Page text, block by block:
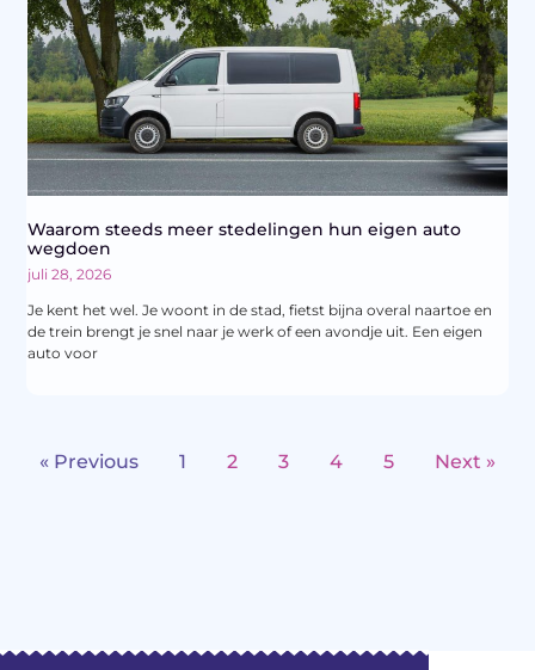
Waarom steeds meer stedelingen hun eigen auto
wegdoen
juli 28, 2026
Je kent het wel. Je woont in de stad, fietst bijna overal naartoe en
de trein brengt je snel naar je werk of een avondje uit. Een eigen
auto voor
« Previous 1 2 3 4 5 Next »